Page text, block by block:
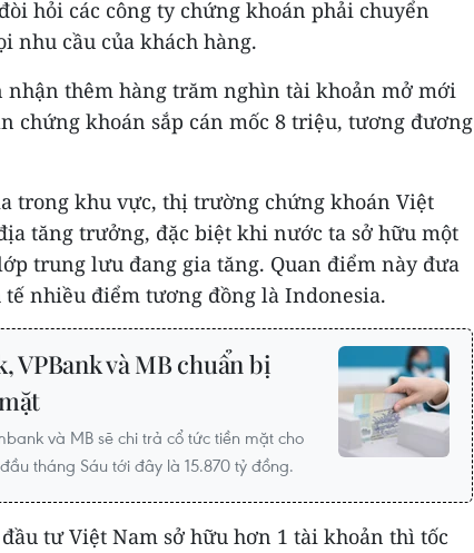
hỏi các công ty chứng khoán phải chuyển
nhu cầu của khách hàng.
nhận thêm hàng trăm nghìn tài khoản mở mới
chứng khoán sắp cán mốc 8 triệu, tương đương
trong khu vực, thị trường chứng khoán Việt
tăng trưởng, đặc biệt khi nước ta sở hữu một
trung lưu đang gia tăng. Quan điểm này đưa
nhiều điểm tương đồng là Indonesia.
VPBank và MB chuẩn bị
và MB sẽ chi trả cổ tức tiền mặt cho
tháng Sáu tới đây là 15.870 tỷ đồng.
tư Việt Nam sở hữu hơn 1 tài khoản thì tốc